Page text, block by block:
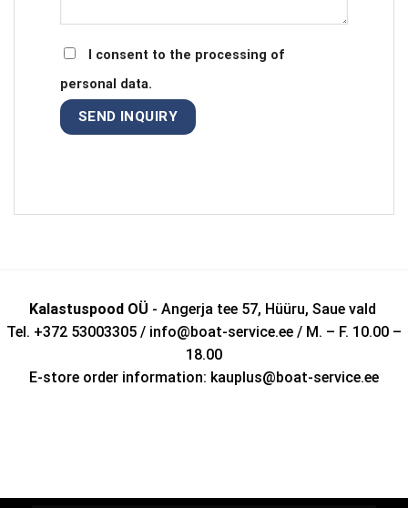
I consent to the processing of
personal data.
Kalastuspood OÜ - Angerja tee 57, Hüüru, Saue vald
Tel. +372 53003305 / info@boat-service.ee / M. – F. 10.00 –
18.00
E-store order information: kauplus@boat-service.ee